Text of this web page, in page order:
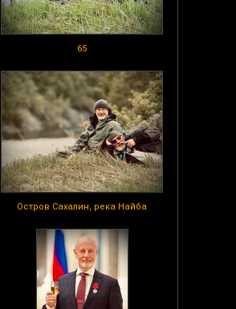
65
Остров Сахалин, река Найба